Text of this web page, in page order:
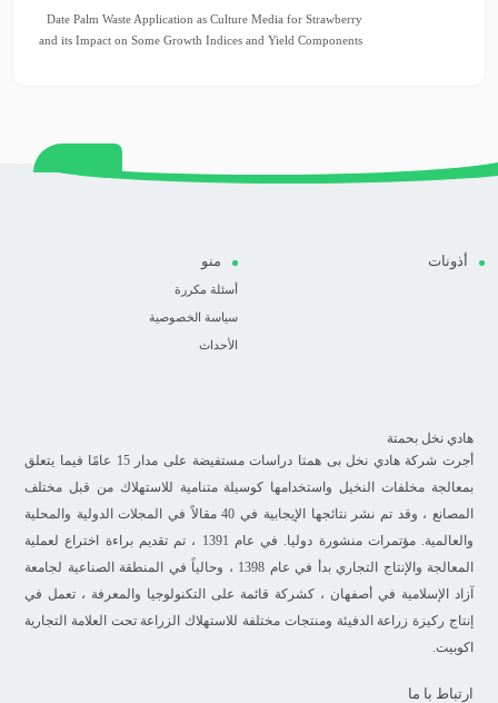
Date Palm Waste Application as Culture Media for Strawberry
and its Impact on Some Growth Indices and Yield Components
أذونات منو
أسئلة مكررة
سياسة الخصوصية
الأحداث
هادي نخل بحمتة
أجرت شركة هادي نخل بی همتا دراسات مستفيضة على مدار 15 عامًا فيما يتعلق
بمعالجة مخلفات النخيل واستخدامها كوسيلة متنامية للاستهلاك من قبل مختلف
المصانع ، وقد تم نشر نتائجها الإيجابية في 40 مقالاً في المجلات الدولية والمحلية
والعالمية. مؤتمرات منشورة دوليا. في عام 1391 ، تم تقديم براءة اختراع لعملية
المعالجة والإنتاج التجاري بدأ في عام 1398 ، وحالياً في المنطقة الصناعية لجامعة
آزاد الإسلامية في أصفهان ، كشركة قائمة على التكنولوجيا والمعرفة ، تعمل في
إنتاج ركيزة زراعة الدفيئة ومنتجات مختلفة للاستهلاك الزراعة تحت العلامة التجارية
اکوبیت.
ارتباط با ما